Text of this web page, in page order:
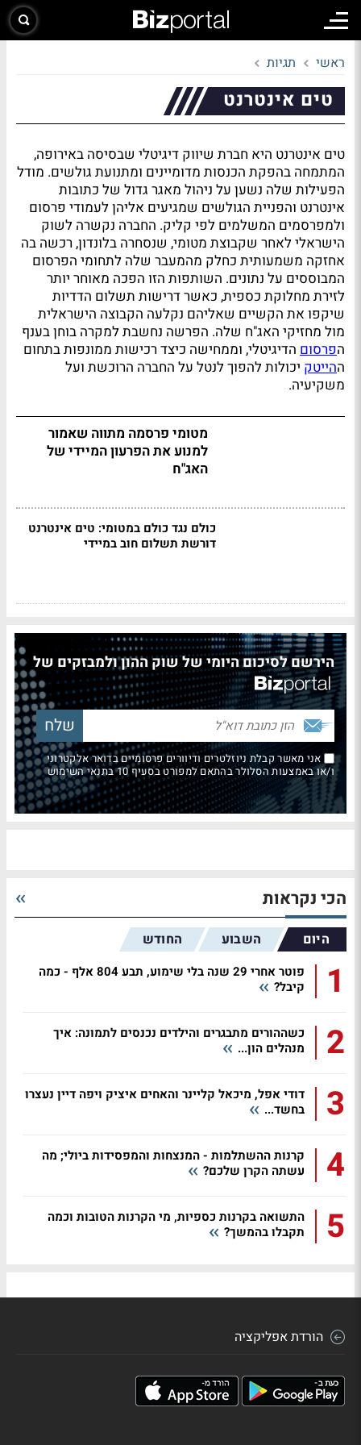
ראשי תגיות
טים אינטרנט
טים אינטרנט היא חברת שיווק דיגיטלי שבסיסה באירופה,
המתמחה בהפקת הכנסות מדומיינים ומתנועת גולשים. מודל
הפעילות שלה נשען על ניהול מאגר גדול של כתובות
אינטרנט והפניית הגולשים שמגיעים אליהן לעמודי פרסום
ולמפרסמים המשלמים לפי קליק. החברה נקשרה לשוק
הישראלי לאחר שקבוצת מטומי, שנסחרה בלונדון, רכשה בה
אחזקה משמעותית כחלק מהמעבר שלה לתחומי הפרסום
המבוססים על נתונים. השותפות הזו הפכה מאוחר יותר
לזירת מחלוקת כספית, כאשר דרישות תשלום הדדיות
שיקפו את הקשיים שאליהם נקלעה הקבוצה הישראלית
מול מחזיקי האג"ח שלה. הפרשה נחשבת למקרה בוחן בענף
הפרסום הדיגיטלי, וממחישה כיצד רכישות ממונפות בתחום
ההייטק יכולות להפוך לנטל על החברה הרוכשת ועל
משקיעיה.
מטומי פרסמה מתווה שאמור
למנוע את הפרעון המיידי של
האג"ח
כולם נגד כולם במטומי: טים אינטרנט
דורשת תשלום חוב במיידי
הירשם לסיכום היומי של שוק ההון ולמבזקים של
אני מאשר קבלת ניוזלטרים ודיוורים פרסומיים בדואר אלקטרוני
ו/או באמצעות הסלולר בהתאם למפורט בסעיף 10 בתנאי השימוש
הכי נקראות
היום השבוע החודש
1
פוטר אחרי 29 שנה בלי שימוע, תבע 804 אלף - כמה
קיבל?
2
כשההורים מתבגרים והילדים נכנסים לתמונה: איך
מנהלים הון...
3
דודי אפל, מיכאל קליינר והאחים איציק ויפה דיין נעצרו
בחשד...
4
קרנות ההשתלמות - המנצחות והמפסידות ביולי; מה
עשתה הקרן שלכם?
5
התשואה בקרנות כספיות, מי הקרנות הטובות וכמה
תקבלו בהמשך?
הורדת אפליקציה